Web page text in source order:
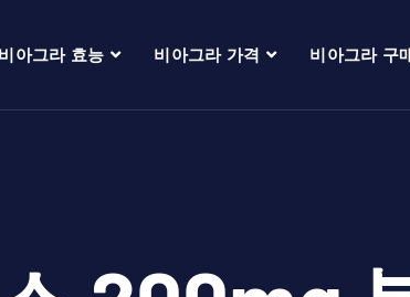
비아그라 효능 비아그라 가격 비아그라 구